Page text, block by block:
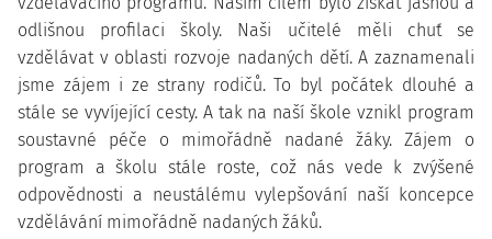
odlišnou profilaci školy. Naši učitelé měli chuť se
vzdělávat v oblasti rozvoje nadaných dětí. A zaznamenali
jsme zájem i ze strany rodičů. To byl počátek dlouhé a
stále se vyvíjející cesty. A tak na naší škole vznikl program
soustavné péče o mimořádně nadané žáky. Zájem o
program a školu stále roste, což nás vede k zvýšené
odpovědnosti a neustálému vylepšování naší koncepce
vzdělávání mimořádně nadaných žáků.